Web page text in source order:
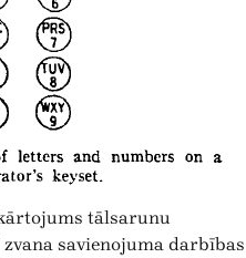
tālsarunu
savienojuma darbības